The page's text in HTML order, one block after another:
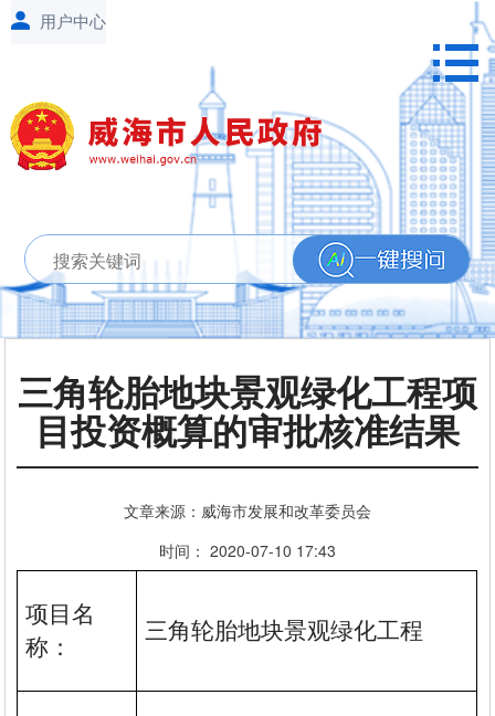
三角轮胎地块景观绿化工程项
目投资概算的审批核准结果
文章来源：威海市发展和改革委员会
时间： 2020-07-10 17:43
项目名
称：
三角轮胎地块景观绿化工程